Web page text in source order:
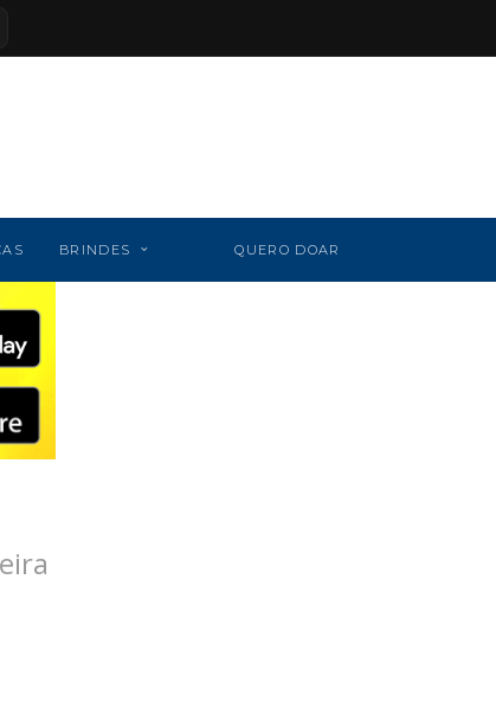
BRINDES QUERO DOAR